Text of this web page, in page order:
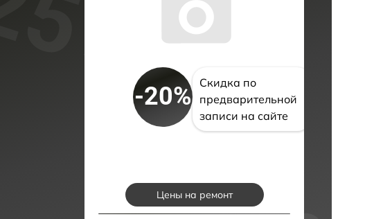
-20%
Скидка по
предварительной
записи на сайте
Цены на ремонт